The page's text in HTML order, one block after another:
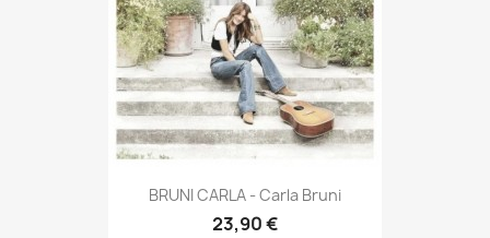
BRUNI CARLA - Carla Bruni
23,90 €